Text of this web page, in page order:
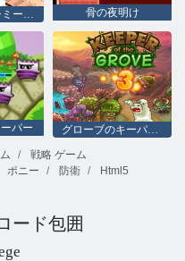
エピック アーミー ディフェンス ライジング ウォー 骨の夜明け
パー
戦略 ゲーム
ポニー 防衛
Html5
ード包囲